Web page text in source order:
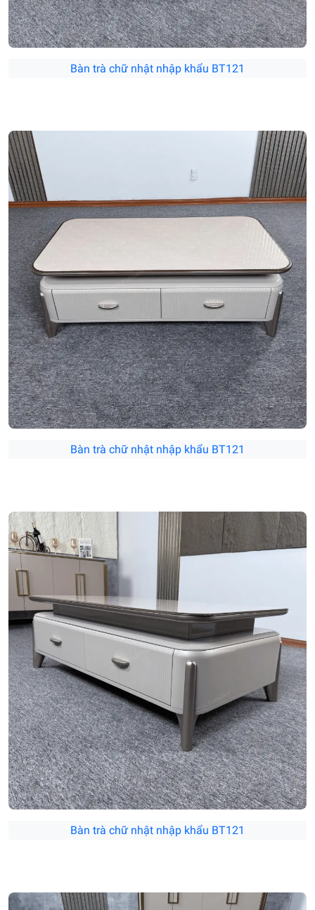
Bàn trà chữ nhật nhập khẩu BT121
Bàn trà chữ nhật nhập khẩu BT121
Bàn trà chữ nhật nhập khẩu BT121